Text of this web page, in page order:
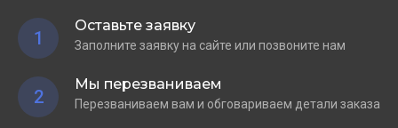
1
Оставьте заявку
Заполните заявку на сайте или позвоните нам
2
Мы перезваниваем
Перезваниваем вам и обговариваем детали заказа